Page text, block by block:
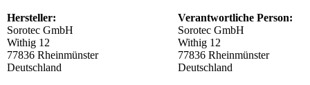
Hersteller:
Sorotec GmbH
Withig 12
77836 Rheinmünster
Deutschland
Verantwortliche Person:
Sorotec GmbH
Withig 12
77836 Rheinmünster
Deutschland